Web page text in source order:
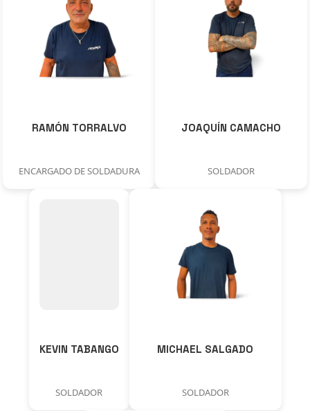
RAMÓN TORRALVO
ENCARGADO DE SOLDADURA
JOAQUÍN CAMACHO
SOLDADOR
KEVIN TABANGO
SOLDADOR
MICHAEL SALGADO
SOLDADOR